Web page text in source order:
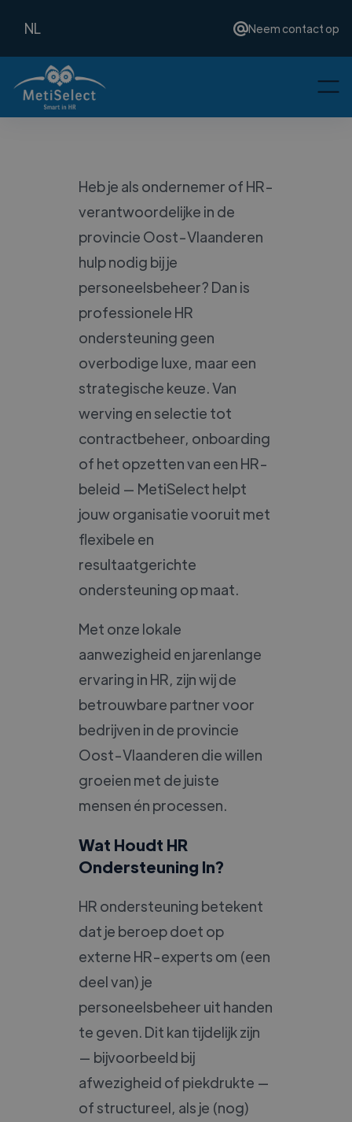
NL Neem contact op
Heb je als ondernemer of HR-
verantwoordelijke in de
provincie Oost-Vlaanderen
hulp nodig bij je
personeelsbeheer? Dan is
professionele HR
ondersteuning geen
overbodige luxe, maar een
strategische keuze. Van
werving en selectie tot
contractbeheer, onboarding
of het opzetten van een HR-
beleid — MetiSelect helpt
jouw organisatie vooruit met
flexibele en
resultaatgerichte
ondersteuning op maat.
Met onze lokale
aanwezigheid en jarenlange
ervaring in HR, zijn wij de
betrouwbare partner voor
bedrijven in de provincie
Oost-Vlaanderen die willen
groeien met de juiste
mensen én processen.
Wat Houdt HR
Ondersteuning In?
HR ondersteuning betekent
dat je beroep doet op
externe HR-experts om (een
deel van) je
personeelsbeheer uit handen
te geven. Dit kan tijdelijk zijn
— bijvoorbeeld bij
afwezigheid of piekdrukte —
of structureel, als je (nog)